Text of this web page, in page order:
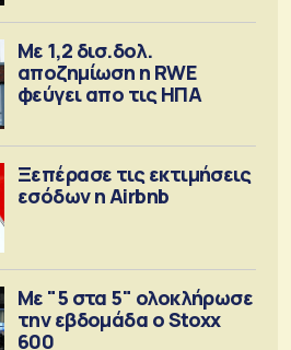
Με 1,2 δισ.δολ.
αποζημίωση η RWE
φεύγει απο τις ΗΠΑ
Ξεπέρασε τις εκτιμήσεις
εσόδων η Airbnb
Με "5 στα 5" ολοκλήρωσε
την εβδομάδα ο Stoxx
600